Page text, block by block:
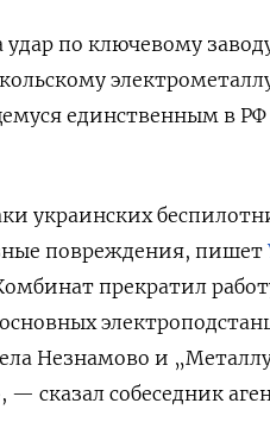
удар по ключевому
единственным в
украинских
повреждения, пишет
прекратил
Незнамово и
— сказал собеседник